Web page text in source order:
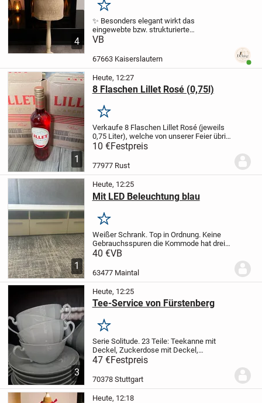
4
Merken
✨ Besonders elegant wirkt das
eingewebte bzw. strukturierte
Schriftmuster mit dem modernen
Ton-Optik.🤍 Angenehme Farbe in Beige /
VB
67663 Kaiserslautern
1
Heute, 12:27
8 Flaschen Lillet Rosé (0,75l)
Merken
Verkaufe 8 Flaschen Lillet Rosé (jeweils
0,75 Liter), welche von unserer Feier übrig
geblieben sind. Preis je Flasche 10 Euro,
bei Abnahme aller 8 Flaschen gerne
Mengenrabatt, ansonsten Festpreis...
10 €Festpreis
77977 Rust
1
Heute, 12:25
Mit LED Beleuchtung blau
Merken
Weißer Schrank. Top in Ordnung. Keine
Gebrauchsspuren die Kommode hat drei
Fächermit blauer LED Beleuchtung
40 €VB
63477 Maintal
3
Heute, 12:25
Tee-Service von Fürstenberg
Merken
Serie Solitude. 23 Teile: Teekanne mit
Deckel, Zuckerdose mit Deckel,
Milchkännchen, 6 Teetassen, 6
Untertassen, 6 Kuchenteller.
Platz und möchte das Service gerne
veräußern. 1-A Zustand,...
47 €Festpreis
70378 Stuttgart
Heute, 12:18